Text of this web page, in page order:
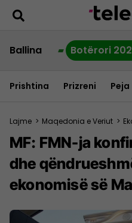
Ballina Botërori
Prishtina Prizreni Peja
Lajme > Maqedonia e Veriut >
MF: FMN-ja
dhe
ekonomisë së